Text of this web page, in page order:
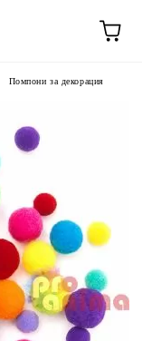
Помпони за декорация